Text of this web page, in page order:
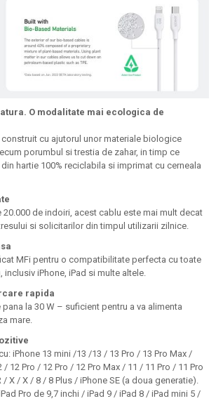
O modalitate mai ecologica de
cu ajutorul unor materiale biologice
porumbul si trestia de zahar, in timp ce
hartie 100% reciclabila si imprimat cu cerneala
20.000 de indoiri, acest cablu este mai mult decat
si solicitarilor din timpul utilizarii zilnice.
MFi pentru o compatibilitate perfecta cu toate
iPhone, iPad si multe altele.
rapida
la 30 W – suficient pentru a va alimenta
mare.
iPhone 13 mini /13 /13 / 13 Pro / 13 Pro Max /
12 Pro / 12 Pro / 12 Pro Max / 11 / 11 Pro / 11 Pro
/ X / X / 8 / 8 Plus / iPhone SE (a doua generatie).
Pro de 9,7 inchi / iPad 9 / iPad 8 / iPad mini 5 /